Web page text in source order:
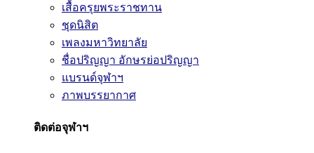
เสื้อครุยพระราชทาน
ชุดนิสิต
เพลงมหาวิทยาลัย
ชื่อปริญญา อักษรย่อปริญญา
แบรนด์จุฬาฯ
ภาพบรรยากาศ
ติดต่อจุฬาฯ